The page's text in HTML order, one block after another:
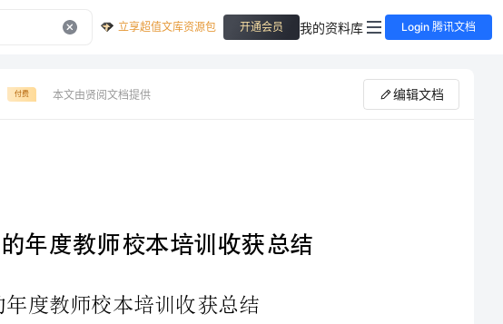
立享超值文库资源包 开通会员 我的资料库 Login 腾讯文档
付费 本文由贤阅文档提供 编辑文档
教育技术与创新思维——我的年度教师校本培训收获总结
已经成为教育领域中至关重要的一部分。在学科教学、教育管理、教